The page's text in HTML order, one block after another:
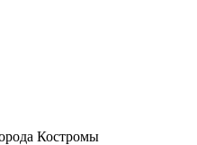
Костромы